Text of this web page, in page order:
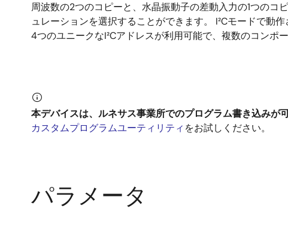
周波数の2つのコピーと、水晶振動子の差動入力の1つの
ュレーションを選択することができます。 I²Cモードで動
4つのユニークなI²Cアドレスが利用可能で、複数のコンポ
本デバイスは、ルネサス事業所でのプログラム書き込みが可
カスタムプログラムユーティリティ をお試しください。
パラメータ